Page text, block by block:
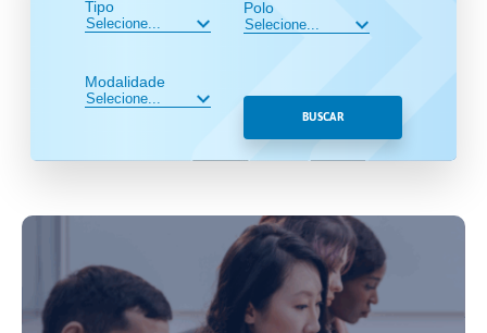
Tipo
Modalidade
Polo
BUSCAR